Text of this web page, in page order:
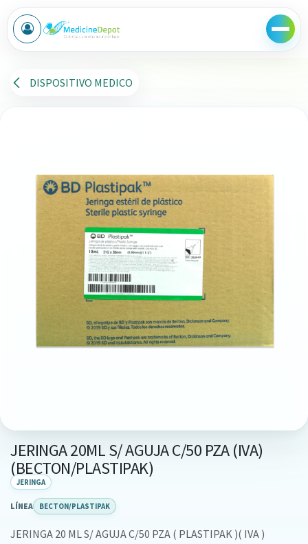
Ir al contenido
DISPOSITIVO MEDICO
JERINGA 20ML S/ AGUJA C/50 PZA (IVA)
(BECTON/PLASTIPAK)
JERINGA
LÍNEA BECTON/PLASTIPAK
JERINGA 20 ML S/ AGUJA C/50 PZA ( PLASTIPAK )( IVA )